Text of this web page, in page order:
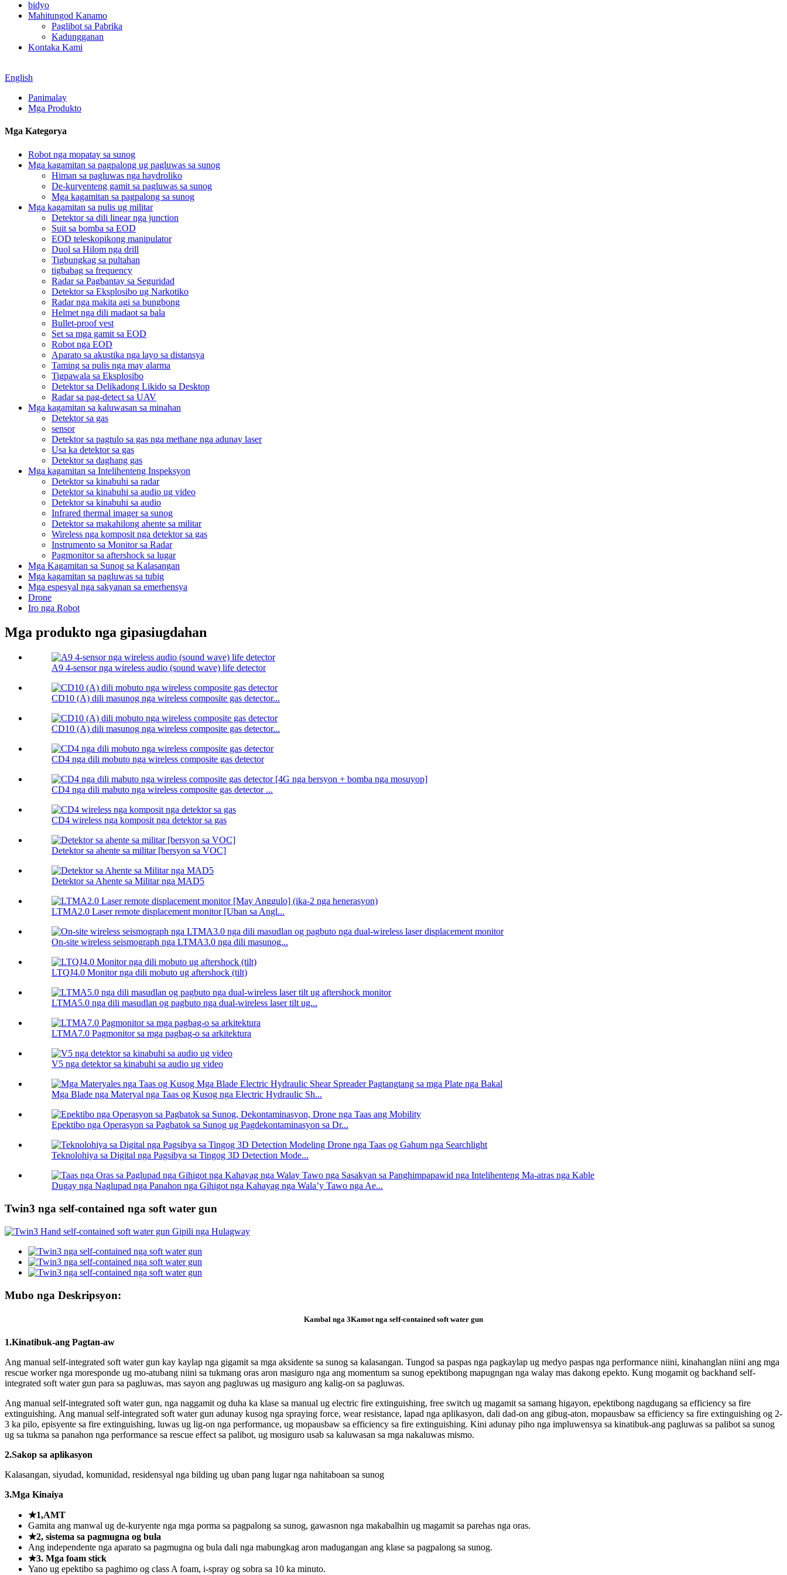
bidyo
Mahitungod Kanamo
Paglibot sa Pabrika
Kadungganan
Kontaka Kami
English
Panimalay
Mga Produkto
Mga Kategorya
Robot nga mopatay sa sunog
Mga kagamitan sa pagpalong ug pagluwas sa sunog
Himan sa pagluwas nga haydroliko
De-kuryenteng gamit sa pagluwas sa sunog
Mga kagamitan sa pagpalong sa sunog
Mga kagamitan sa pulis ug militar
Detektor sa dili linear nga junction
Suit sa bomba sa EOD
EOD teleskopikong manipulator
Duol sa Hilom nga drill
Tigbungkag sa pultahan
tigbabag sa frequency
Radar sa Pagbantay sa Seguridad
Detektor sa Eksplosibo ug Narkotiko
Radar nga makita agi sa bungbong
Helmet nga dili madaot sa bala
Bullet-proof vest
Set sa mga gamit sa EOD
Robot nga EOD
Aparato sa akustika nga layo sa distansya
Taming sa pulis nga may alarma
Tigpawala sa Eksplosibo
Detektor sa Delikadong Likido sa Desktop
Radar sa pag-detect sa UAV
Mga kagamitan sa kaluwasan sa minahan
Detektor sa gas
sensor
Detektor sa pagtulo sa gas nga methane nga adunay laser
Usa ka detektor sa gas
Detektor sa daghang gas
Mga kagamitan sa Intelihenteng Inspeksyon
Detektor sa kinabuhi sa radar
Detektor sa kinabuhi sa audio ug video
Detektor sa kinabuhi sa audio
Infrared thermal imager sa sunog
Detektor sa makahilong ahente sa militar
Wireless nga komposit nga detektor sa gas
Instrumento sa Monitor sa Radar
Pagmonitor sa aftershock sa lugar
Mga Kagamitan sa Sunog sa Kalasangan
Mga kagamitan sa pagluwas sa tubig
Mga espesyal nga sakyanan sa emerhensya
Drone
Iro nga Robot
Mga produkto nga gipasiugdahan
A9 4-sensor nga wireless audio (sound wave) life detector
CD10 (A) dili masunog nga wireless composite gas detector...
CD10 (A) dili masunog nga wireless composite gas detector...
CD4 nga dili mobuto nga wireless composite gas detector
CD4 nga dili mabuto nga wireless composite gas detector ...
CD4 wireless nga komposit nga detektor sa gas
Detektor sa ahente sa militar [bersyon sa VOC]
Detektor sa Ahente sa Militar nga MAD5
LTMA2.0 Laser remote displacement monitor [Uban sa Angl...
On-site wireless seismograph nga LTMA3.0 nga dili masunog...
LTQJ4.0 Monitor nga dili mobuto ug aftershock (tilt)
LTMA5.0 nga dili masudlan og pagbuto nga dual-wireless laser tilt ug...
LTMA7.0 Pagmonitor sa mga pagbag-o sa arkitektura
V5 nga detektor sa kinabuhi sa audio ug video
Mga Blade nga Materyal nga Taas og Kusog nga Electric Hydraulic Sh...
Epektibo nga Operasyon sa Pagbatok sa Sunog ug Pagdekontaminasyon sa Dr...
Teknolohiya sa Digital nga Pagsibya sa Tingog 3D Detection Mode...
Dugay nga Naglupad nga Panahon nga Gihigot nga Kahayag nga Wala’y Tawo nga Ae...
Twin3 nga self-contained nga soft water gun
Mubo nga Deskripsyon:
Kambal nga 3Kamot nga self-contained soft water gun
1.Kinatibuk-ang Pagtan-aw
Ang manual self-integrated soft water gun kay kaylap nga gigamit sa mga aksidente sa sunog sa kalasangan. Tungod sa paspas nga pagkaylap ug medyo paspas nga performance niini, kinahanglan niini ang mga
rescue worker nga moresponde ug mo-atubang niini sa tukmang oras aron masiguro nga ang momentum sa sunog epektibong mapugngan nga walay mas dakong epekto. Kung mogamit og backhand self-
integrated soft water gun para sa pagluwas, mas sayon ​​ang pagluwas ug masiguro ang kalig-on sa pagluwas.
Ang manual self-integrated soft water gun, nga naggamit og duha ka klase sa manual ug electric fire extinguishing, free switch ug magamit sa samang higayon, epektibong nagdugang sa efficiency sa fire
extinguishing. Ang manual self-integrated soft water gun adunay kusog nga spraying force, wear resistance, lapad nga aplikasyon, dali dad-on ang gibug-aton, mopausbaw sa efficiency sa fire extinguishing og 2-
3 ka pilo, episyente sa fire extinguishing, luwas ug lig-on nga performance, ug mopausbaw sa efficiency sa fire extinguishing. Kini adunay piho nga impluwensya sa kinatibuk-ang pagluwas sa palibot sa sunog
ug sa tukma sa panahon nga performance sa rescue effect sa palibot, ug mosiguro usab sa kaluwasan sa mga nakaluwas mismo.
2.Sakop sa aplikasyon
Kalasangan, siyudad, komunidad, residensyal nga bilding ug uban pang lugar nga nahitaboan sa sunog
3.Mga Kinaiya
★1,AMT
Gamita ang manwal ug de-kuryente nga mga porma sa pagpalong sa sunog, gawasnon nga makabalhin ug magamit sa parehas nga oras.
★2, sistema sa pagmugna og bula
Ang independente nga aparato sa pagmugna og bula dali nga mabungkag aron madugangan ang klase sa pagpalong sa sunog.
★3. Mga foam stick
Yano ug epektibo sa paghimo og class A foam, i-spray og sobra sa 10 ka minuto.